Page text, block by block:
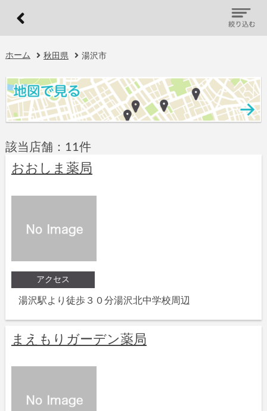
ホーム 秋田県 湯沢市
該当店舗：11件
おおしま薬局
アクセス
湯沢駅より徒歩３０分湯沢北中学校周辺
まえもりガーデン薬局